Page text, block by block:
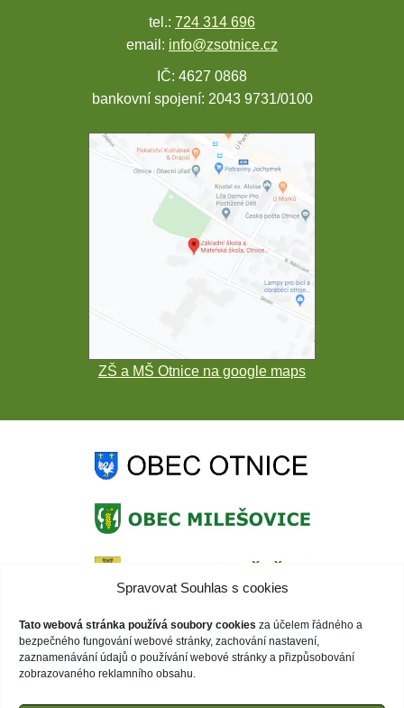
Spravovat Souhlas s cookies
Tato webová stránka používá soubory cookies za účelem řádného a
bezpečného fungování webové stránky, zachování nastavení,
zaznamenávání údajů o používání webové stránky a přizpůsobování
zobrazovaného reklamního obsahu.
tel.: 724 314 696
email: info@zsotnice.cz
IČ: 4627 0868
bankovní spojení: 2043 9731/0100
ZŠ a MŠ Otnice na google maps